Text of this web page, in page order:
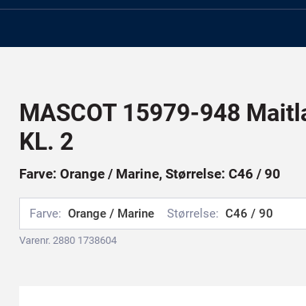
MASCOT 15979-948
KL. 2
Farve: Orange / Marine, Størrelse: C46 / 90
Farve: Orange / Marine Størrelse: C46 / 90
Varenr. 2880 1738604